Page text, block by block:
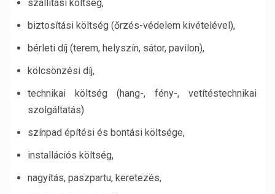
szállítási költség,
biztosítási költség (őrzés-védelem kivételével),
bérleti díj (terem, helyszín, sátor, pavilon),
kölcsönzési díj,
technikai költség (hang-, fény-, vetítéstechnikai
szolgáltatás)
színpad építési és bontási költsége,
installációs költség,
nagyítás, paszpartu, keretezés,